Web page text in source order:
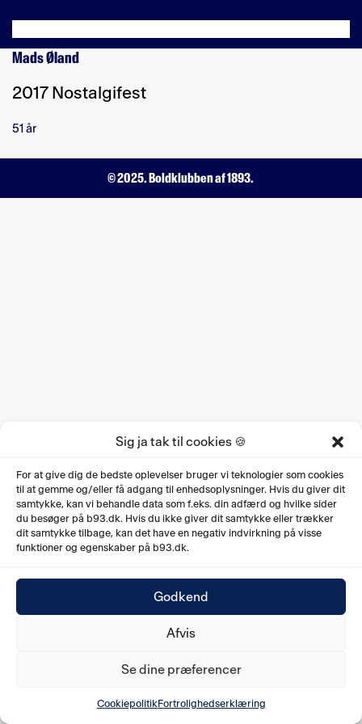
Sig ja tak til cookies 🍪
For at give dig de bedste oplevelser bruger vi teknologier som cookies
til at gemme og/eller få adgang til enhedsoplysninger. Hvis du giver dit
samtykke, kan vi behandle data som f.eks. din adfærd og hvilke sider
du besøger på b93.dk. Hvis du ikke giver dit samtykke eller trækker
dit samtykke tilbage, kan det have en negativ indvirkning på visse
funktioner og egenskaber på b93.dk.
Godkend
Afvis
Se dine præferencer
CookiepolitikFortrolighedserklæring
Mads Øland
2017 Nostalgifest
51 år
© 2025. Boldklubben af 1893.